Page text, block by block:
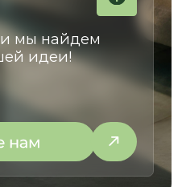
НУЖНО,